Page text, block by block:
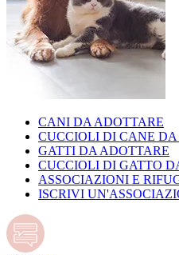
CANI DA ADOTTARE
CUCCIOLI DI CANE
GATTI DA ADOTTARE
CUCCIOLI DI GATTO
ASSOCIAZIONI E
ISCRIVI